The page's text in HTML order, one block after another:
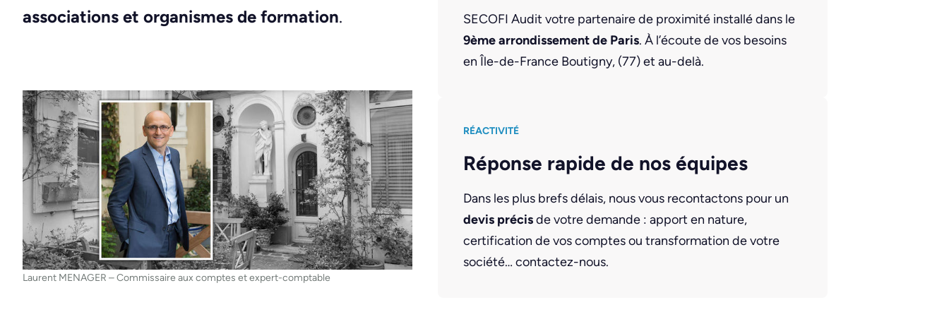
associations et organismes de formation.
Laurent MENAGER – Commissaire aux comptes et expert-comptable
SECOFI Audit votre partenaire de proximité installé dans le
9ème arrondissement de Paris. À l’écoute de vos besoins
en Île-de-France Boutigny, (77) et au-delà.
RÉACTIVITÉ
Réponse rapide de nos équipes
Dans les plus brefs délais, nous vous recontactons pour un
devis précisde votre demande : apport en nature,
certification de vos comptes ou transformation de votre
société… contactez-nous.